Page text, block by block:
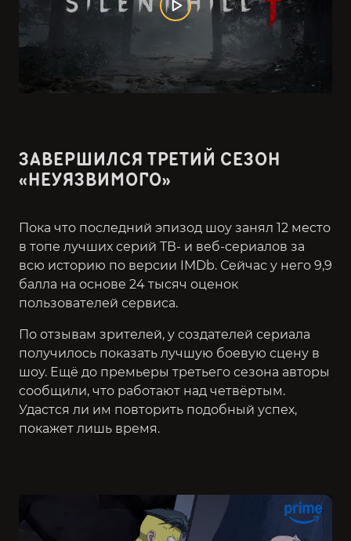
ЗАВЕРШИЛСЯ ТРЕТИЙ СЕЗОН
«НЕУЯЗВИМОГО»
Пока что последний эпизод шоу занял 12 место
в топе лучших серий ТВ- и веб-сериалов за
всю историю по версии IMDb. Сейчас у него 9,9
балла на основе 24 тысяч оценок
пользователей сервиса.
По отзывам зрителей, у создателей сериала
получилось показать лучшую боевую сцену в
шоу. Ещё до премьеры третьего сезона авторы
сообщили, что работают над четвёртым.
Удастся ли им повторить подобный успех,
покажет лишь время.